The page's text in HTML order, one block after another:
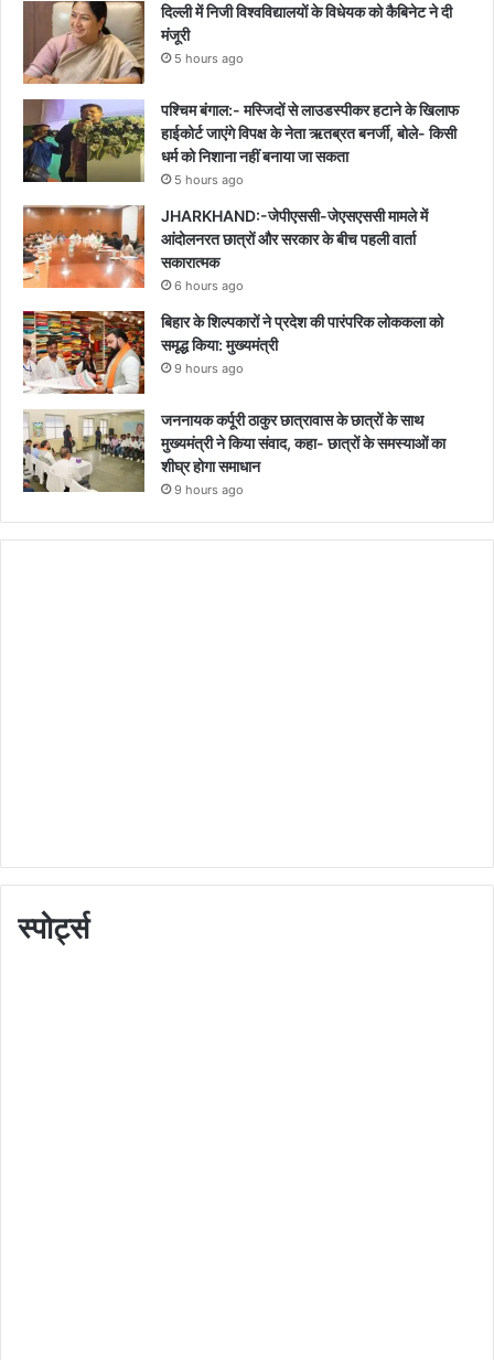
दिल्ली में निजी विश्वविद्यालयों के विधेयक को कैबिनेट ने दी
मंजूरी
5 hours ago
पश्चिम बंगाल:- मस्जिदों से लाउडस्पीकर हटाने के खिलाफ
हाईकोर्ट जाएंगे विपक्ष के नेता ऋतब्रत बनर्जी, बोले- किसी
धर्म को निशाना नहीं बनाया जा सकता
5 hours ago
JHARKHAND:-जेपीएससी-जेएसएससी मामले में
आंदोलनरत छात्रों और सरकार के बीच पहली वार्ता
सकारात्मक
6 hours ago
बिहार के शिल्पकारों ने प्रदेश की पारंपरिक लोककला को
समृद्ध किया: मुख्यमंत्री
9 hours ago
जननायक कर्पूरी ठाकुर छात्रावास के छात्रों के साथ
मुख्यमंत्री ने किया संवाद, कहा- छात्रों के समस्याओं का
शीघ्र होगा समाधान
9 hours ago
स्पोर्ट्स